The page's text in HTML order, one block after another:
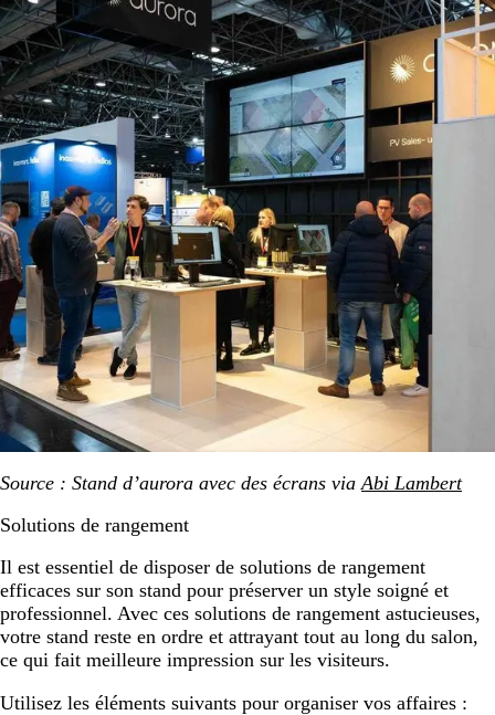
Source : Stand d’aurora avec des écrans via Abi Lambert
Solutions de rangement
Il est essentiel de disposer de solutions de rangement
efficaces sur son stand pour préserver un style soigné et
professionnel. Avec ces solutions de rangement astucieuses,
votre stand reste en ordre et attrayant tout au long du salon,
ce qui fait meilleure impression sur les visiteurs.
Utilisez les éléments suivants pour organiser vos affaires :